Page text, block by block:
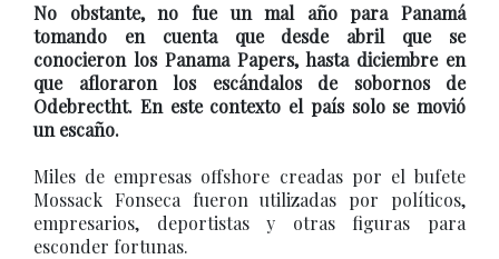
No obstante, no fue un mal año para Panamá
tomando en cuenta que desde abril que se
conocieron los Panama Papers, hasta diciembre en
que afloraron los escándalos de sobornos de
Odebrectht. En este contexto el país solo se movió
un escaño.
Miles de empresas offshore creadas por el bufete
Mossack Fonseca fueron utilizadas por políticos,
empresarios, deportistas y otras figuras para
esconder fortunas.